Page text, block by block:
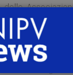
delle
che
inclusivo
anche
legate